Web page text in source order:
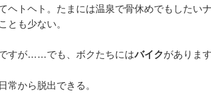
ヘトヘト。たまには温泉で骨休めでもしたい
とも少ない。
すが……でも、ボクたちにはバイクがあります
常から脱出できる。